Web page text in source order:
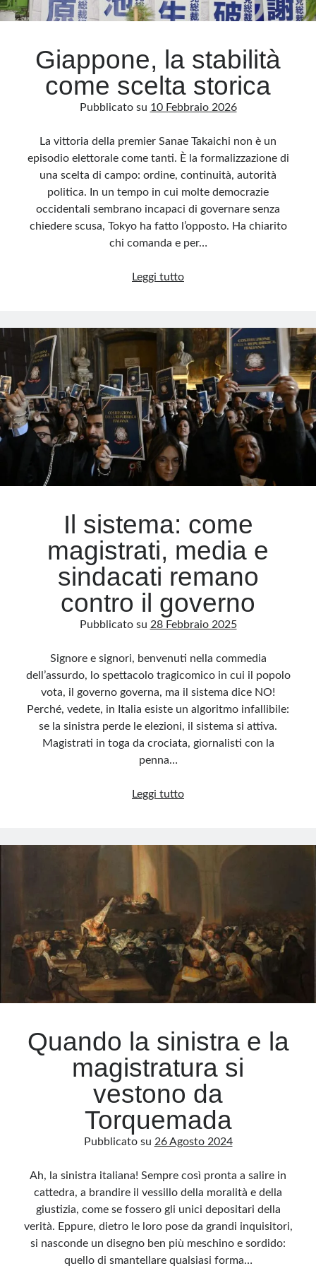
Archivio
Archivi
senza alcuna periodicità. Non può pertanto considerarsi un prodotto editoriale ai
sensi della legge n· 62 del 7.03.2001. L’autore non è responsabile di quanto
pubblicato dai lettori nei commenti ai vari post. Saranno comunque cancellati quelli
ritenuti offensivi o lesivi dell’immagine o dell’onorabilità di terzi, di genere spam,
razzisti o che contengano dati personali non conformi al rispetto delle norme sulla
diritti d’autore, vi invito a comunicarlo via e-mail a info[at]dinovalle.it e saranno
Meta
Accedi
Feed dei contenuti
Feed dei commenti
WordPress.org
Giappone, la stabilità
come scelta storica
Pubblicato su 10 Febbraio 2026
La vittoria della premier Sanae Takaichi non è un
episodio elettorale come tanti. È la formalizzazione di
una scelta di campo: ordine, continuità, autorità
politica. In un tempo in cui molte democrazie
occidentali sembrano incapaci di governare senza
chiedere scusa, Tokyo ha fatto l’opposto. Ha chiarito
chi comanda e per…
Leggi tuttoGiappone,
come
scelta
storica
Il sistema: come
magistrati, media e
sindacati remano
contro il governo
Pubblicato su 28 Febbraio 2025
Signore e signori, benvenuti nella commedia
dell’assurdo, lo spettacolo tragicomico in cui il popolo
vota, il governo governa, ma il sistema dice NO!
Perché, vedete, in Italia esiste un algoritmo infallibile:
se la sinistra perde le elezioni, il sistema si attiva.
Magistrati in toga da crociata, giornalisti con la
penna…
Leggi tuttoIl
magistrati,
media
contro
il
governo
Quando la sinistra e la
magistratura si
vestono da
Torquemada
Pubblicato su 26 Agosto 2024
Ah, la sinistra italiana! Sempre così pronta a salire in
cattedra, a brandire il vessillo della moralità e della
giustizia, come se fossero gli unici depositari della
verità. Eppure, dietro le loro pose da grandi inquisitori,
si nasconde un disegno ben più meschino e sordido:
quello di smantellare qualsiasi forma…